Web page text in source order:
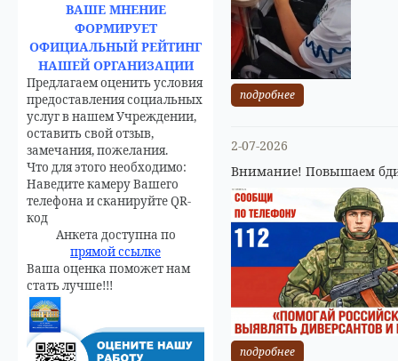
ВАШЕ МНЕНИЕ
ФОРМИРУЕТ
ОФИЦИАЛЬНЫЙ РЕЙТИНГ
НАШЕЙ ОРГАНИЗАЦИИ
Предлагаем оценить условия
предоставления социальных
услуг в нашем Учреждении,
оставить свой отзыв,
замечания, пожелания.
Что для этого необходимо:
Наведите камеру Вашего
телефона и сканируйте QR-
код
Анкета доступна по
прямой ссылке
Ваша оценка поможет нам
стать лучше!!!
подробнее
2-07-2026
Внимание! Повышаем
подробнее